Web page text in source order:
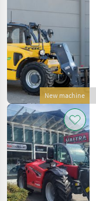
New machine